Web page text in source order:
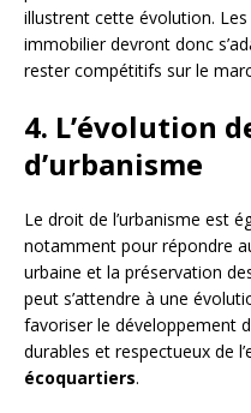
illustrent cette évolution.
immobilier devront donc
rester compétitifs sur le
4. L’évolution
d’urbanisme
Le droit de l’urbanisme est
notamment pour répondre
urbaine et la préservation
peut s’attendre à une
favoriser le développement
durables et respectueux de
écoquartiers.